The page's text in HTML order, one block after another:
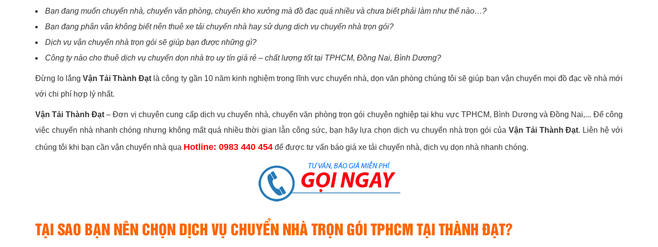
Bạn đang muốn chuyển nhà, chuyển văn phòng, chuyển kho xưởng mà đồ đạc quá nhiều và chưa biết phải làm như thế nào…?
Bạn đang phân vân không biết nên thuê xe tải chuyển nhà hay sử dụng dịch vụ chuyển nhà trọn gói?
Dịch vụ vận chuyển nhà trọn gói sẽ giúp bạn được những gì?
Công ty nào cho thuê dịch vụ chuyển dọn nhà trọ uy tín giá rẻ – chất lượng tốt tại TPHCM, Đồng Nai, Bình Dương?
Đừng lo lắngVận Tải Thành Đạt là công ty gần 10 năm kinh nghiệm trong lĩnh vực chuyển nhà, dọn văn phòng chúng tôi sẽ giúp bạn vận chuyển mọi đồ đạc về nhà mới
với chi phí hợp lý nhất.
Vận Tải Thành Đạt– Đơn vị chuyên cung cấp dịch vụ chuyển nhà, chuyển văn phòng trọn gói chuyên nghiệp tại khu vực TPHCM, Bình Dương và Đồng Nai,... Để công
việc chuyển nhà nhanh chóng nhưng không mất quá nhiều thời gian lẫn công sức, bạn hãy lựa chọn dịch vụ chuyển nhà trọn gói của Vận Tải Thành Đạt. Liên hệ với
chúng tôi khi bạn cần vận chuyển nhà qua Hotline: 0983 440 454 để được tư vấn báo giá xe tải chuyển nhà, dịch vụ dọn nhà nhanh chóng.
TẠI SAO BẠN NÊN CHỌN DỊCH VỤ CHUYỂN NHÀ TRỌN GÓI TPHCM TẠI THÀNH ĐẠT?